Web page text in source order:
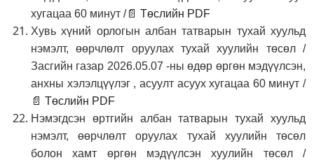
хугацаа 60 минут /📄 Төслийн PDF
Хувь хүний орлогын албан татварын тухай хуульд
нэмэлт, өөрчлөлт оруулах тухай хуулийн төсөл /
Засгийн газар 2026.05.07 -ны өдөр өргөн мэдүүлсэн,
анхны хэлэлцүүлэг , асуулт асуух хугацаа 60 минут /
📄 Төслийн PDF
Нэмэгдсэн өртгийн албан татварын тухай хуульд
нэмэлт, өөрчлөлт оруулах тухай хуулийн төсөл
болон хамт өргөн мэдүүлсэн хуулийн төсөл /